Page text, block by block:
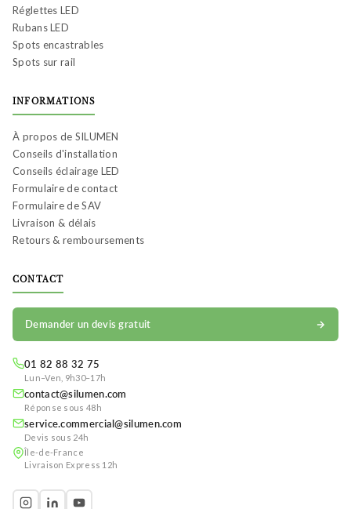
Réglettes LED
Rubans LED
Spots encastrables
Spots sur rail
INFORMATIONS
À propos de SILUMEN
Conseils d'installation
Conseils éclairage LED
Formulaire de contact
Formulaire de SAV
Livraison & délais
Retours & remboursements
CONTACT
Demander un devis gratuit
01 82 88 32 75
Lun–Ven, 9h30–17h
contact@silumen.com
Réponse sous 48h
service.commercial@silumen.com
Devis sous 24h
Île-de-France
Livraison Express 12h